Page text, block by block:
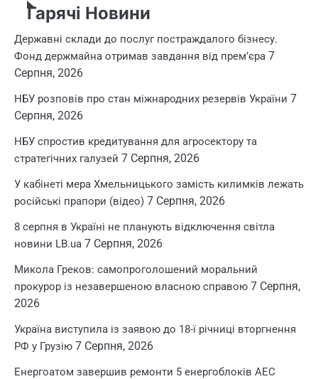
Гарячі Новини
Державні склади до послуг постраждалого бізнесу.
Фонд держмайна отримав завдання від прем’єра 7
Серпня, 2026
НБУ розповів про стан міжнародних резервів України 7
Серпня, 2026
НБУ спростив кредитування для агросектору та
стратегічних галузей 7 Серпня, 2026
У кабінеті мера Хмельницького замість килимків лежать
російські прапори (відео) 7 Серпня, 2026
8 серпня в Україні не планують відключення світла
новини LB.ua 7 Серпня, 2026
Микола Греков: самопроголошений моральний
прокурор із незавершеною власною справою 7 Серпня,
2026
Україна виступила із заявою до 18-ї річниці вторгнення
РФ у Грузію 7 Серпня, 2026
Енергоатом завершив ремонти 5 енергоблоків АЕС